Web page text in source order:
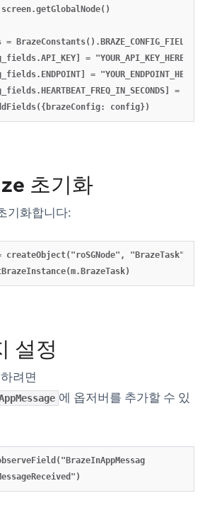
= "YOUR_API_KEY_HERE"
=
= 5
초기화
기화합니다:
createObject("roSGNode", "BrazeTask")
설정
려면
에 옵저버를 추가할 수 있